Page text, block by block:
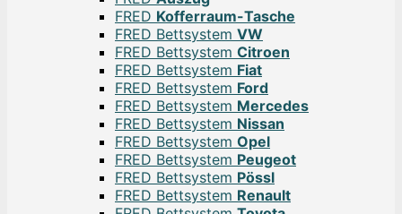
FRED Kofferraum-Tasche
FRED Bettsystem VW
FRED Bettsystem Citroen
FRED Bettsystem Fiat
FRED Bettsystem Ford
FRED Bettsystem Mercedes
FRED Bettsystem Nissan
FRED Bettsystem Opel
FRED Bettsystem Peugeot
FRED Bettsystem Pössl
FRED Bettsystem Renault